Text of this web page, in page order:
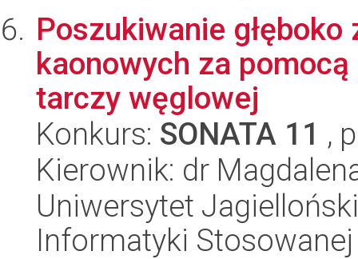
Poszukiwanie
kaonowych za
tarczy węglowej
Konkurs: SONATA 11 ,
Kierownik: dr
Uniwersytet
Informatyki Stosowanej